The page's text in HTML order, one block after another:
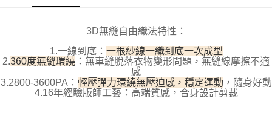
１．於結帳方式選擇「AFTEE先享後付」後，將跳轉至「AFTEE先享後付」
結帳頁面，進行簡訊認證並確認金額後，即可完成結帳。
２．訂單成立數日內，您將收到繳費通知簡訊。
３．收到繳費通知簡訊後14天內，點擊此簡訊中的連結，可透過四大超商／
ATM／網路銀行／等多元方式進行付款，方視為交易完成。
※ 請注意：結帳手續完成當下不需立刻繳費，但若您需要取消訂單，請聯絡
購買商品的店家。未經商家同意取消之訂單仍視為有效，需透過AFTEE先享
全家取貨付款
每筆NT$100，滿NT$800(含以上)免運費
7-11取貨付款
每筆NT$100，滿NT$800(含以上)免運費
3D無縫自由織法特性：
1.一線到底： 一根紗線一織到底一次成型
2.360度無縫環繞 ：無車縫脫落衣物變形問題，無縫線摩擦不適
感
3.2800-3600PA： 輕壓彈力環繞無壓迫感，穩定運動 ，隨身好動
4.16年經驗版師工藝：高端質感，合身設計剪裁